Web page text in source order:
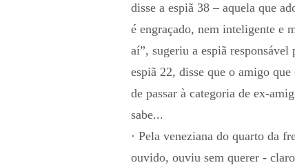
disse a espiã 38 – aquela que
é engraçado, nem inteligente e
aí”, sugeriu a espiã responsável
espiã 22, disse que o amigo
de passar à categoria de ex-
sabe...
· Pela veneziana do quarto da
ouvido, ouviu sem querer -